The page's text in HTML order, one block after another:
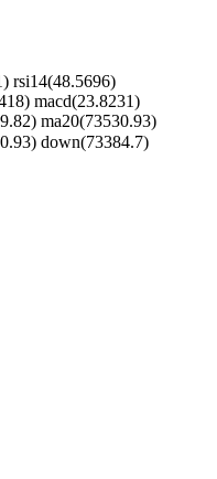
rsi14(48.5696)
macd(23.8231)
ma20(73530.93)
down(73384.7)